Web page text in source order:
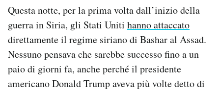
SHOP
CALENDARIO
AREA PERSONALE
Questa notte, per la prima volta dall’inizio della
guerra in Siria, gli Stati Uniti hanno attaccato
direttamente il regime siriano di Bashar al Assad.
Nessuno pensava che sarebbe successo fino a un
paio di giorni fa, anche perché il presidente
americano Donald Trump aveva più volte detto di